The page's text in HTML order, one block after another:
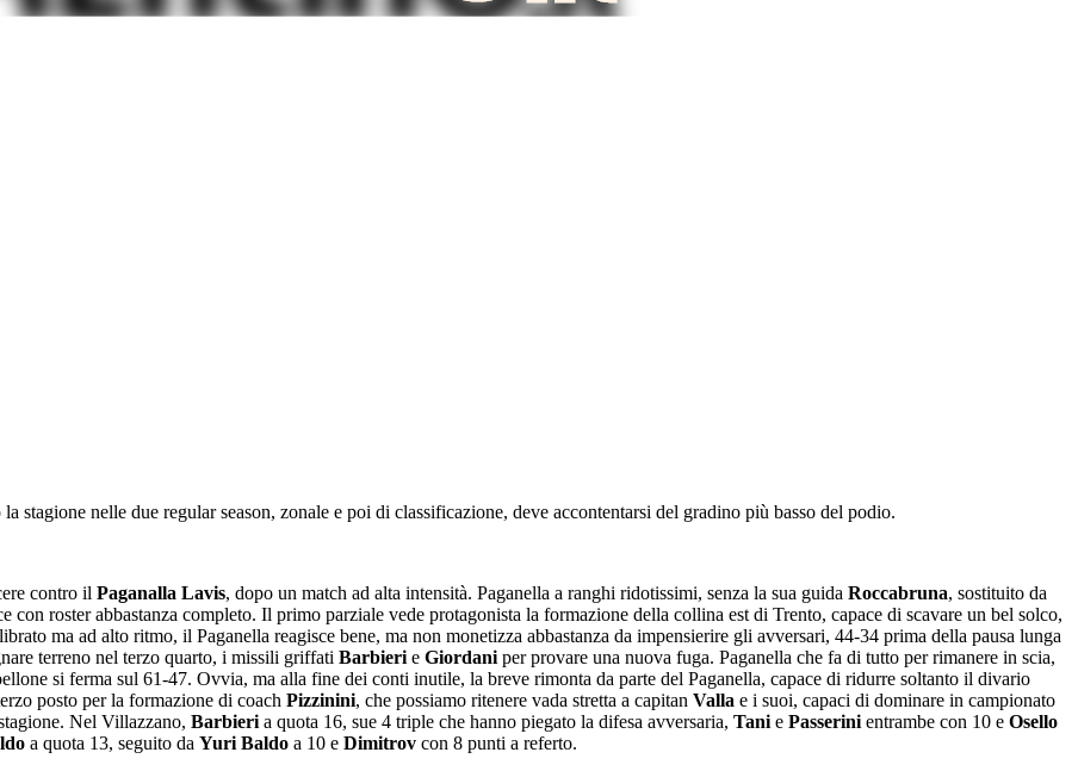
stagione nelle due regular season, zonale e poi di classificazione, deve accontentarsi del gradino più basso del podio.
contro il Paganalla Lavis, dopo un match ad alta intensità. Paganella a ranghi ridotissimi, senza la sua guida Roccabruna, sostituito da
roster abbastanza completo. Il primo parziale vede protagonista la formazione della collina est di Trento, capace di scavare un bel solco,
ma ad alto ritmo, il Paganella reagisce bene, ma non monetizza abbastanza da impensierire gli avversari, 44-34 prima della pausa lunga
terreno nel terzo quarto, i missili griffati Barbieri e Giordani per provare una nuova fuga. Paganella che fa di tutto per rimanere in scia,
si ferma sul 61-47. Ovvia, ma alla fine dei conti inutile, la breve rimonta da parte del Paganella, capace di ridurre soltanto il divario
posto per la formazione di coach Pizzinini, che possiamo ritenere vada stretta a capitan Valla e i suoi, capaci di dominare in campionato
Nel Villazzano, Barbieri a quota 16, sue 4 triple che hanno piegato la difesa avversaria, Tani e Passerini entrambe con 10 e Osello
a quota 13, seguito da Yuri Baldo a 10 e Dimitrov con 8 punti a referto.